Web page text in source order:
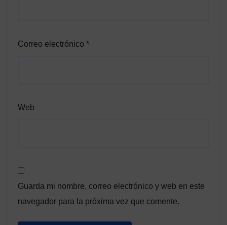
Correo electrónico *
Web
Guarda mi nombre, correo electrónico y web en este
navegador para la próxima vez que comente.